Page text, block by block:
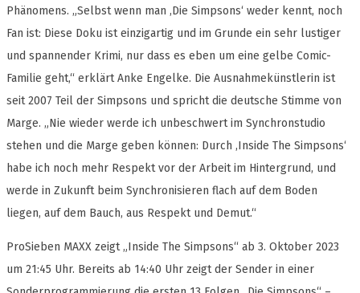
Phänomens. „Selbst wenn man ,Die Simpsons‘ weder kennt, noch
Fan ist: Diese Doku ist einzigartig und im Grunde ein sehr lustiger
und spannender Krimi, nur dass es eben um eine gelbe Comic-
Familie geht,“ erklärt Anke Engelke. Die Ausnahmekünstlerin ist
seit 2007 Teil der Simpsons und spricht die deutsche Stimme von
Marge. „Nie wieder werde ich unbeschwert im Synchronstudio
stehen und die Marge geben können: Durch ,Inside The Simpsons‘
habe ich noch mehr Respekt vor der Arbeit im Hintergrund, und
werde in Zukunft beim Synchronisieren flach auf dem Boden
liegen, auf dem Bauch, aus Respekt und Demut.“
ProSieben MAXX zeigt „Inside The Simpsons“ ab 3. Oktober 2023
um 21:45 Uhr. Bereits ab 14:40 Uhr zeigt der Sender in einer